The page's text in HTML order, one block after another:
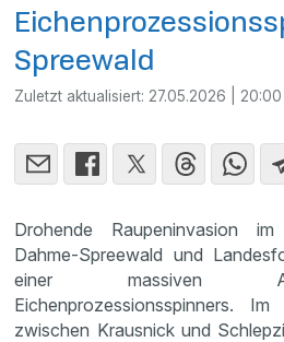
Spreewald
Zuletzt aktualisiert: 27.05.2026 |
Drohende Raupeninvasion
Dahme-Spreewald und
einer massiven
Eichenprozessionsspinners.
zwischen Krausnick und